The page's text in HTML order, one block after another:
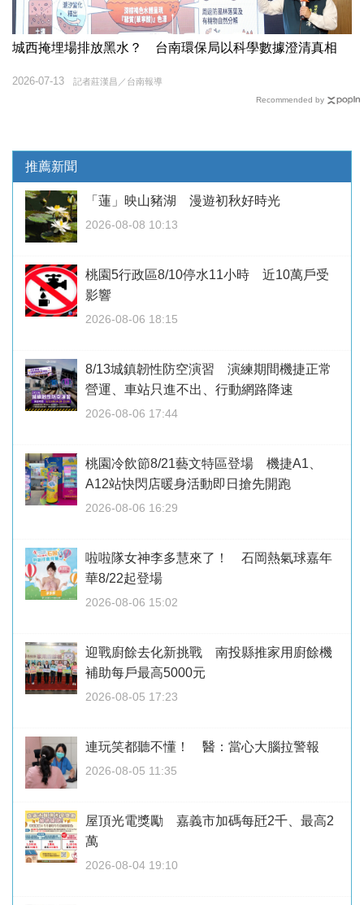
城西掩埋場排放黑水？ 台南環保局以科學數據澄清真相
記者莊漢昌／台南報導
2026-07-13
Recommended by
推薦新聞
「蓮」映山豬湖 漫遊初秋好時光
2026-08-08 10:13
桃園5行政區8/10停水11小時 近10萬戶受
影響
2026-08-06 18:15
8/13城鎮韌性防空演習 演練期間機捷正常
營運、車站只進不出、行動網路降速
2026-08-06 17:44
桃園冷飲節8/21藝文特區登場 機捷A1、
A12站快閃店暖身活動即日搶先開跑
2026-08-06 16:29
啦啦隊女神李多慧來了！ 石岡熱氣球嘉年
華8/22起登場
2026-08-06 15:02
迎戰廚餘去化新挑戰 南投縣推家用廚餘機
補助每戶最高5000元
2026-08-05 17:23
連玩笑都聽不懂！ 醫：當心大腦拉警報
2026-08-05 11:35
屋頂光電獎勵 嘉義市加碼每瓩2千、最高2
萬
2026-08-04 19:10